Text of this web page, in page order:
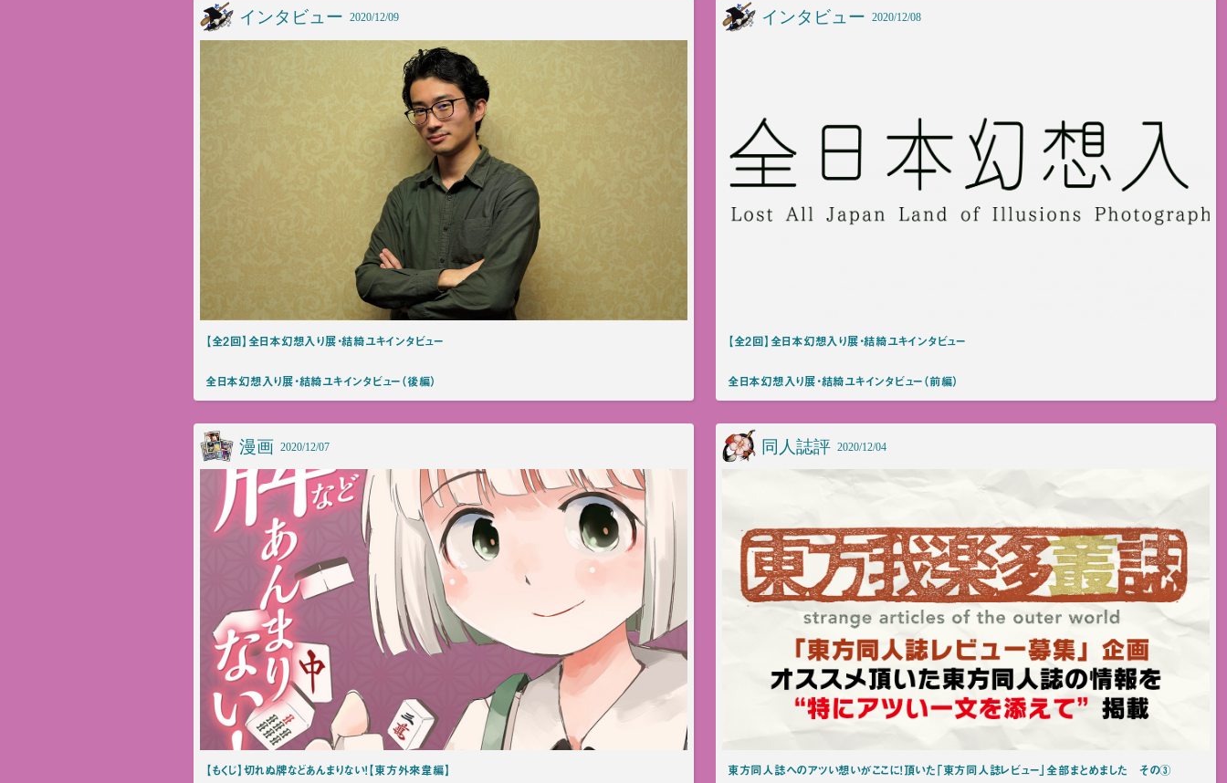
インタビュー 2020/12/09
【全2回】全日本幻想入り展・結綺ユキインタビュー
全日本幻想入り展・結綺ユキインタビュー（後編）
インタビュー 2020/12/08
【全2回】全日本幻想入り展・結綺ユキインタビュー
全日本幻想入り展・結綺ユキインタビュー（前編）
漫画 2020/12/07
【もくじ】切れぬ牌などあんまりない！【東方外來韋編】
同人誌評 2020/12/04
東方同人誌へのアツい想いがここに！頂いた「東方同人誌レビュー」全部まとめました その③